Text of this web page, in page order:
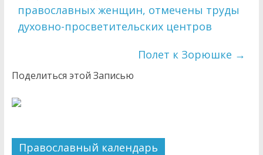
православных женщин, отмечены труды
духовно-просветительских центров
Полет к Зорюшке →
Поделиться этой Записью
Православный календарь